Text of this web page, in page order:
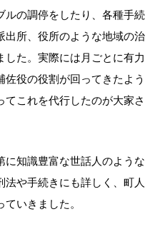
ルの調停をしたり、各種手続
出所、役所のような地域の治
た。実際には月ごとに有力
役の役割が回ってきたよう
これを代行したのが大家さ
に知識豊富な世話人のような
や手続きにも詳しく、町人
いきました。